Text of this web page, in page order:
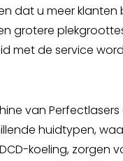
dat u meer klanten
grotere
met de service
van Perfectlasers
huidtypen,
koeling, zorgen